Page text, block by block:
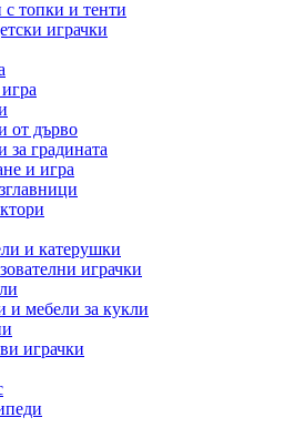
с топки и тенти
играчки
от дърво
за градината
и игра
и катерушки
играчки
и мебели за кукли
играчки